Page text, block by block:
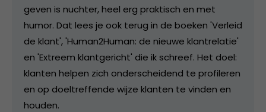
geven is nuchter, heel erg praktisch en met
humor. Dat lees je ook terug in de boeken 'Verleid
de klant', 'Human2Human: de nieuwe klantrelatie'
en 'Extreem klantgericht' die ik schreef. Het doel:
klanten helpen zich onderscheidend te profileren
en op doeltreffende wijze klanten te vinden en
houden.